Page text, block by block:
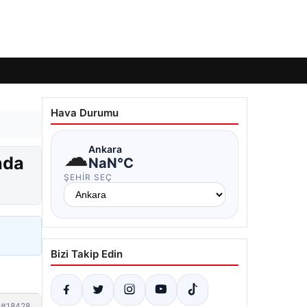
Hava Durumu
☁Ankara
NaN°C
ŞEHIR SEÇ
Bizi Takip Edin